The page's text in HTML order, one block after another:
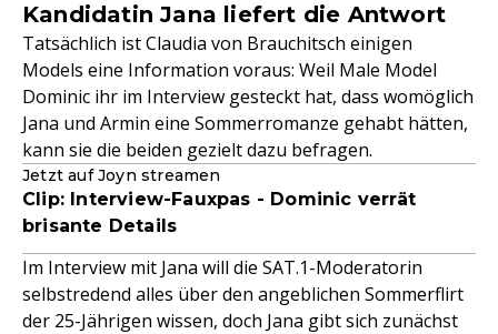
Kandidatin Jana liefert die Antwort
Tatsächlich ist Claudia von Brauchitsch einigen
Models eine Information voraus: Weil Male Model
Dominic ihr im Interview gesteckt hat, dass womöglich
Jana und Armin eine Sommerromanze gehabt hätten,
kann sie die beiden gezielt dazu befragen.
Jetzt auf Joyn streamen
Clip: Interview-Fauxpas - Dominic verrät
brisante Details
Im Interview mit Jana will die SAT.1-Moderatorin
selbstredend alles über den angeblichen Sommerflirt
der 25-Jährigen wissen, doch Jana gibt sich zunächst